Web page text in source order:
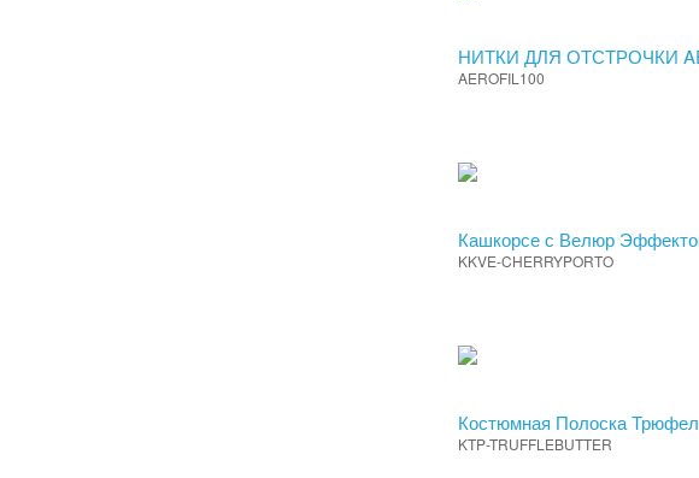
НИТКИ ДЛЯ ОТСТРОЧКИ
AEROFIL100
Кашкорсе с Велюр
KKVE-CHERRYPORTO
Костюмная Полоска
KTP-TRUFFLEBUTTER